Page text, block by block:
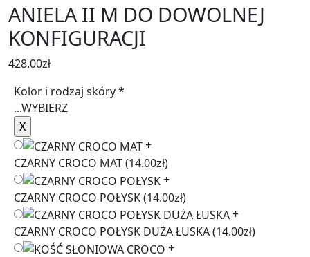
ANIELA II M DO DOWOLNEJ
KONFIGURACJI
428.00zł
Kolor i rodzaj skóry*
...WYBIERZ
+
CZARNY CROCO MAT(14.00zł)
+
CZARNY CROCO POŁYSK(14.00zł)
+
CZARNY CROCO POŁYSK DUŻA ŁUSKA(14.00zł)
+